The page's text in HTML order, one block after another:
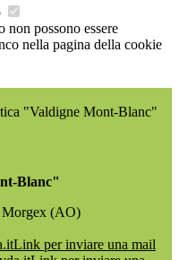
non possono essere
nella pagina della cookie
"Valdigne Mont-Blanc"
Blanc"
Morgex (AO)
Link per inviare una mail